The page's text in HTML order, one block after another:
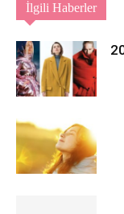
İlgili Haberler